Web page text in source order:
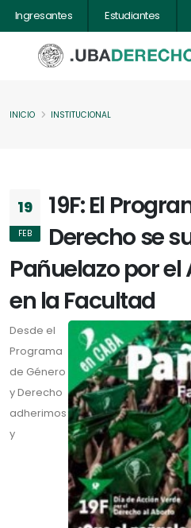
Ingresantes Estudiantes
INICIO INSTITUCIONAL
19
FEB
19F: El
Derecho se
Pañuelazo por el
en la Facultad
Desde el
Programa
de Género
y Derecho
adherimos
y